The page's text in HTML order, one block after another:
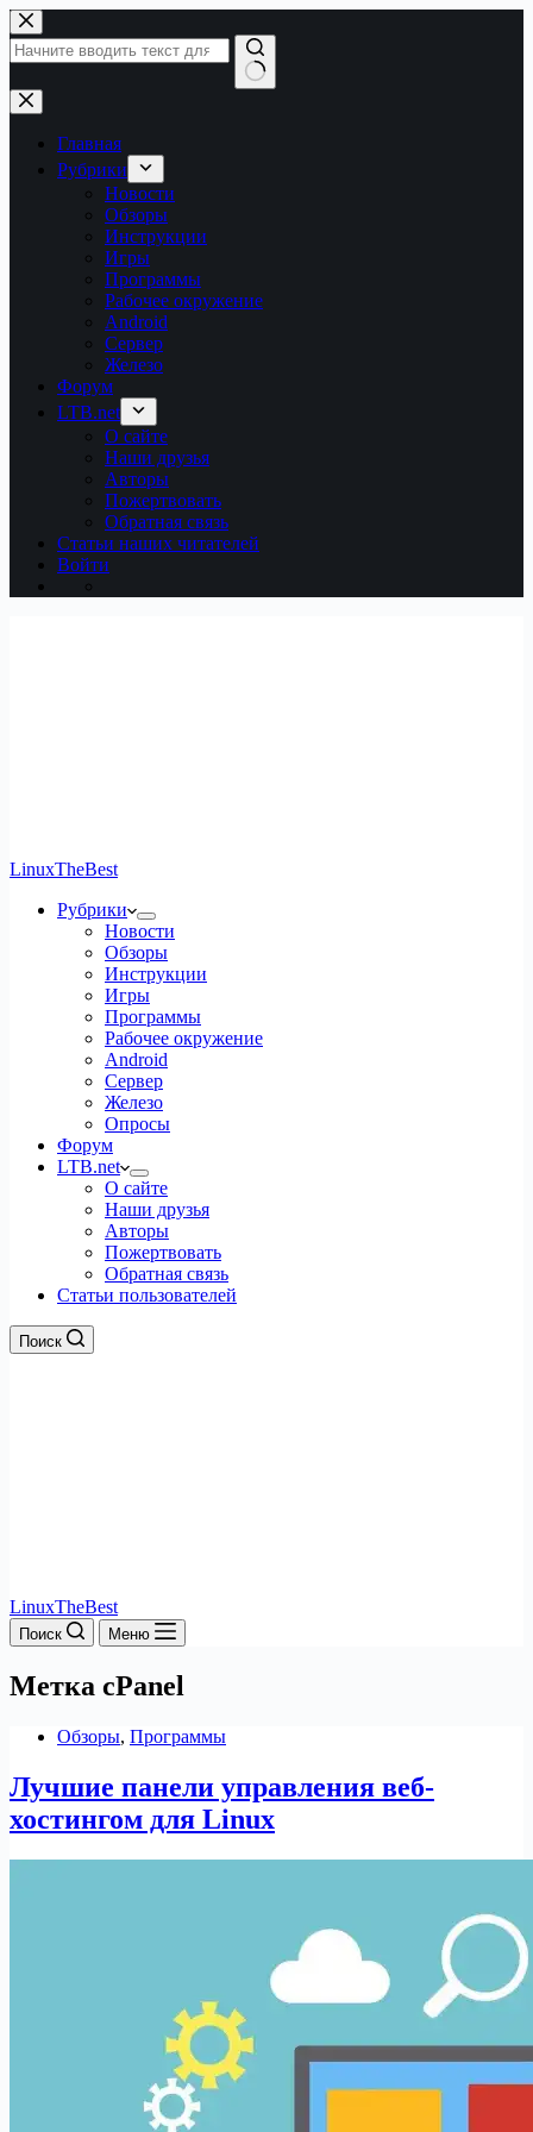
Перейти
к
сути
Ничего
не
найденоГлавная
Рубрики
Новости
Обзоры
Инструкции
Игры
Программы
Рабочее окружение
Android
Сервер
Железо
Форум
LTB.net
О сайте
Наши друзья
Авторы
Пожертвовать
Обратная связь
Статьи наших читателей
Войти
LinuxTheBest
Рубрики
Новости
Обзоры
Инструкции
Игры
Программы
Рабочее окружение
Android
Сервер
Железо
Опросы
Форум
LTB.net
О сайте
Наши друзья
Авторы
Пожертвовать
Обратная связь
Статьи пользователей
Поиск
LinuxTheBest
Поиск Меню
Метка cPanel
Обзоры, Программы
Лучшие панели управления веб-
хостингом для Linux